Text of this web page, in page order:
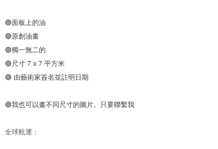
🟢面板上的油
🟢原創油畫
🟢獨一無二的
🟢尺寸 7 x 7 平方米
🟢 由藝術家簽名並註明日期
🟣我也可以畫不同尺寸的圖片。只要聯繫我
全球航運：